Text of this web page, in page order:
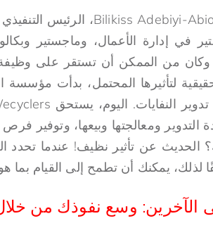
في إدارة الأعمال، وماجستير
وكان من الممكن أن تستقر على
لتأثيرها المحتمل، بدأت
الحديث عن تأثير نظيف! عندما تحدد
لذلك، يمكنك أن تطمح إلى القيام بما
الآخرين: وسع نفوذك من خلال